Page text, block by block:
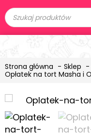
Strona główna Sklep
Opłatek na tort Masha i